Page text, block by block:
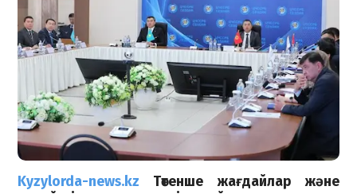
Kyzylorda-news.kz
Төтенше жағдайлар және